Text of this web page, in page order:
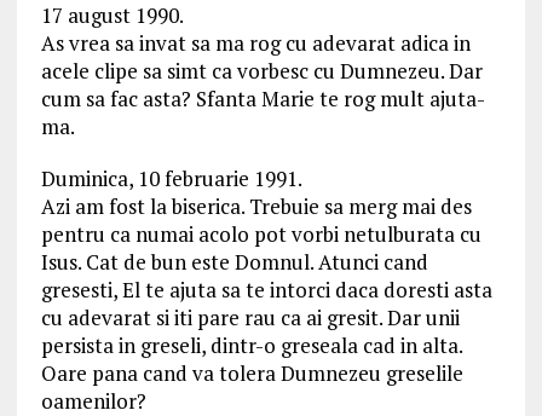
17 august 1990.
As vrea sa invat sa ma rog cu adevarat adica in
acele clipe sa simt ca vorbesc cu Dumnezeu. Dar
cum sa fac asta? Sfanta Marie te rog mult ajuta-
ma.
Duminica, 10 februarie 1991.
Azi am fost la biserica. Trebuie sa merg mai des
pentru ca numai acolo pot vorbi netulburata cu
Isus. Cat de bun este Domnul. Atunci cand
gresesti, El te ajuta sa te intorci daca doresti asta
cu adevarat si iti pare rau ca ai gresit. Dar unii
persista in greseli, dintr-o greseala cad in alta.
Oare pana cand va tolera Dumnezeu greselile
oamenilor?